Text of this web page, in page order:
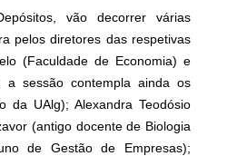
vão decorrer várias
pelos diretores das respetivas
(Faculdade de Economia) e
a sessão contempla ainda os
da UAlg); Alexandra Teodósio
(antigo docente de Biologia
de Gestão de Empresas);